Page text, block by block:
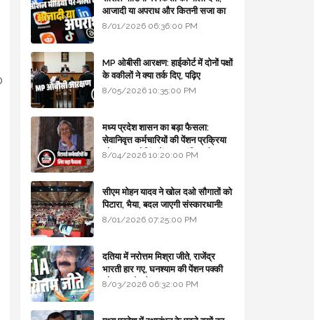
आजादी या अपराध और कितनी सजा का
प्रावधान - free legal advice
8/01/2026 06:36:00 PM
MP ओबीसी आरक्षण: हाईकोर्ट में दोनों पक्षों
के वकीलों ने क्या तर्क दिए, पढ़िए
8/05/2026 10:35:00 PM
मध्य प्रदेश शासन का बड़ा फैसला:
सेवानिवृत्त कर्मचारियों की पेंशन प्रक्रिया
और बजट कोडिंग में हुए क्रांतिकारी
8/04/2026 10:20:00 PM
सीएम मोहन यादव ने खोल दओ सौगातों को
पिटारा, भैया, बदल जाएगी संस्कारधानी!
8/01/2026 07:25:00 PM
दतिया में नरोत्तम मिश्रा जीते, राजेंद्र
भारती हार गए, घनश्याम की पेंशन पक्की
और आशुतोष बैक टू...
8/03/2026 06:32:00 PM